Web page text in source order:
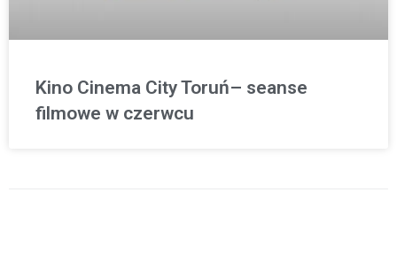
Kino Cinema City Toruń– seanse
filmowe w czerwcu